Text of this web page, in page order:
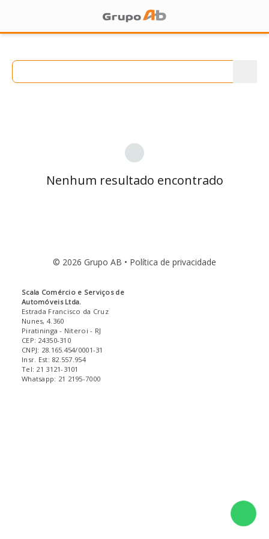
Nenhum resultado encontrado
© 2026 Grupo AB • Política de privacidade
Scala Comércio e Serviços de
Automóveis Ltda.
Estrada Francisco da Cruz
Nunes, 4.360
Piratininga - Niteroi - RJ
CEP: 24350-310
CNPJ: 28.165.454/0001-31
Insr. Est: 82.557.954
Tel: 21 3121-3101
Whatsapp: 21 2195-7000
Fale